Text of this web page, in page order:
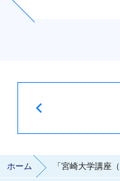
ホーム 「宮崎大学講座